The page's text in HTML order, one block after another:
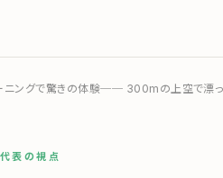
ニングで驚きの体験── 300mの上空で漂
表の視点